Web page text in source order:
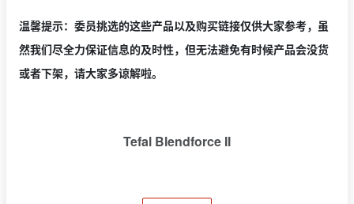
温馨提示：委员挑选的这些产品以及购买链接仅供大家参考，虽
然我们尽全力保证信息的及时性，但无法避免有时候产品会没货
或者下架，请大家多谅解啦。
Tefal Blendforce II